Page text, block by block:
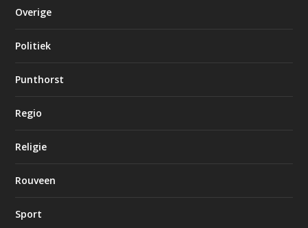
Overige
Politiek
Punthorst
Regio
Religie
Rouveen
Sport